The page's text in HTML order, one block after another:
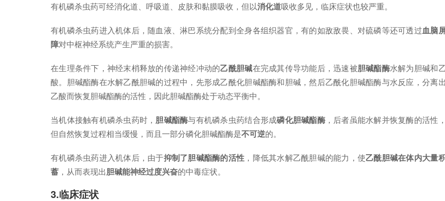
有机磷杀虫药可经消化道、呼吸道、皮肤和黏膜吸收，但以消化道吸收多见，临床症状也较严重。
有机磷杀虫药进入机体后，随血液、淋巴系统分配到全身各组织器官，有的如敌敌畏、对硫磷等还可透过血脑
障对中枢神经系统产生严重的损害。
在生理条件下，神经末梢释放的传递神经冲动的乙酰胆碱在完成其传导功能后，迅速被胆碱酯酶水解为胆碱和
酸。胆碱酯酶在水解乙酰胆碱的过程中，先形成乙酰化胆碱酯酶和胆碱，然后乙酰化胆碱酯酶与水反应，分离出
乙酸而恢复胆碱酯酶的活性，因此胆碱酯酶处于动态平衡中。
当机体接触有机磷杀虫药时， 胆碱酯酶与有机磷杀虫药结合形成磷化胆碱酯酶，后者虽能水解并恢复酶的活性，
但自然恢复过程相当缓慢，而且一部分磷化胆碱酯酶是不可逆的。
有机磷杀虫药进入机体后，由于抑制了胆碱酯酶的活性 ，降低其水解乙酰胆碱的能力，使乙酰胆碱在体内大量
蓄 ，从而表现出胆碱能神经过度兴奋的中毒症状。
3.临床症状